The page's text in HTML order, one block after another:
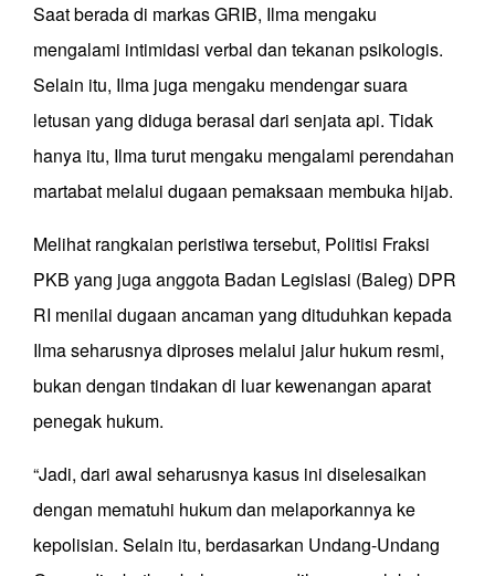
Saat berada di markas GRIB, Ilma mengaku
mengalami intimidasi verbal dan tekanan psikologis.
Selain itu, Ilma juga mengaku mendengar suara
letusan yang diduga berasal dari senjata api. Tidak
hanya itu, Ilma turut mengaku mengalami perendahan
martabat melalui dugaan pemaksaan membuka hijab.
Melihat rangkaian peristiwa tersebut, Politisi Fraksi
PKB yang juga anggota Badan Legislasi (Baleg) DPR
RI menilai dugaan ancaman yang dituduhkan kepada
Ilma seharusnya diproses melalui jalur hukum resmi,
bukan dengan tindakan di luar kewenangan aparat
penegak hukum.
“Jadi, dari awal seharusnya kasus ini diselesaikan
dengan mematuhi hukum dan melaporkannya ke
kepolisian. Selain itu, berdasarkan Undang-Undang